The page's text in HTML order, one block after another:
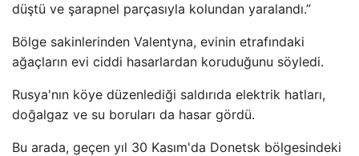
düştü ve şarapnel parçasıyla kolundan yaralandı.”
Bölge sakinlerinden Valentyna, evinin etrafındaki
ağaçların evi ciddi hasarlardan koruduğunu söyledi.
Rusya'nın köye düzenlediği saldırıda elektrik hatları,
doğalgaz ve su boruları da hasar gördü.
Bu arada, geçen yıl 30 Kasım'da Donetsk bölgesindeki